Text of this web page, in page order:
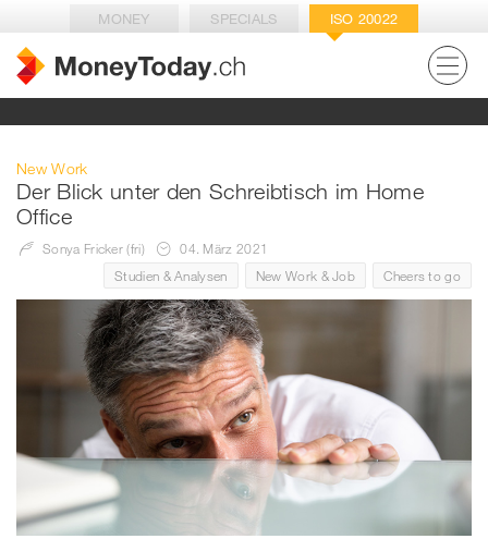
MONEY SPECIALS ISO 20022
New Work
Der Blick unter den Schreibtisch im Home
Office
Sonya Fricker (fri)
04. März 2021
Studien & Analysen
New Work & Job Cheers to go